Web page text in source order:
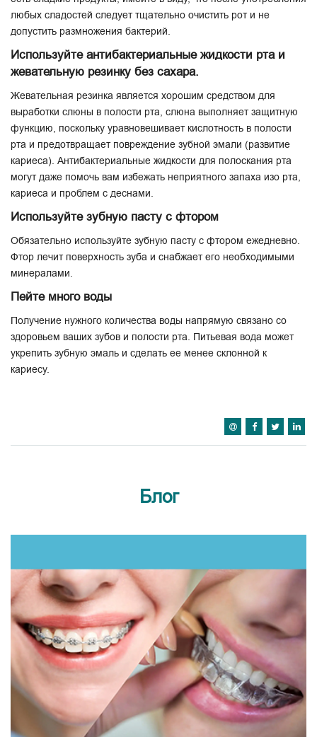
любых сладостей следует тщательно очистить рот и не
допустить размножения бактерий.
Используйте антибактериальные жидкости рта и
жевательную резинку без сахара.
Жевательная резинка является хорошим средством для
выработки слюны в полости рта, слюна выполняет защитную
функцию, поскольку уравновешивает кислотность в полости
рта и предотвращает повреждение зубной эмали (развитие
кариеса). Антибактериальные жидкости для полоскания рта
могут даже помочь вам избежать неприятного запаха изо рта,
кариеса и проблем с деснами.
Используйте зубную пасту с фтором
Обязательно используйте зубную пасту с фтором ежедневно.
Фтор лечит поверхность зуба и снабжает его необходимыми
минералами.
Пейте много воды
Получение нужного количества воды напрямую связано со
здоровьем ваших зубов и полости рта. Питьевая вода может
укрепить зубную эмаль и сделать ее менее склонной к
кариесу.
Блог